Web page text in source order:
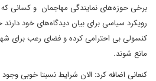
برخی حوزه‌های نمایندگی مهاجمان و کسانی
رویکرد سیاسی برای بیان دیدگاه‌های خود
کنسولی بی احترامی کرده و فضای رعب برای
مانع شوند.
کنعانی اضافه کرد: الان شرایط نسبتا خوبی وجود